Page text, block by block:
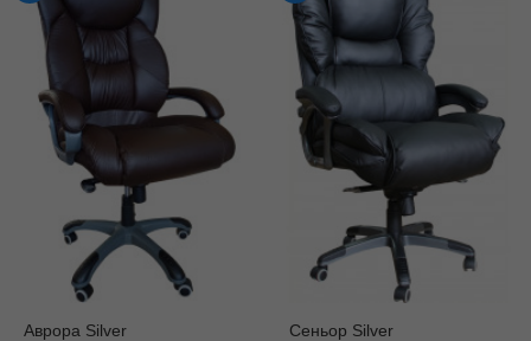
Аврора Silver Сеньор Silver